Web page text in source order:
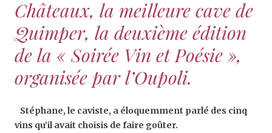
Châteaux, la meilleure cave de
Quimper, la deuxième édition
de la « Soirée Vin et Poésie »,
organisée par l’Oupoli.
Stéphane, le caviste, a éloquemment parlé des cinq
vins qu’il avait choisis de faire goûter.